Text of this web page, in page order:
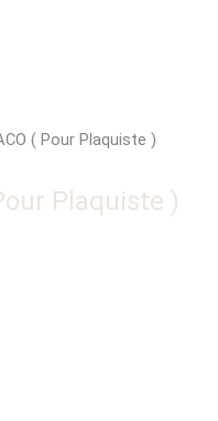
( Pour Plaquiste )
Plaquiste )